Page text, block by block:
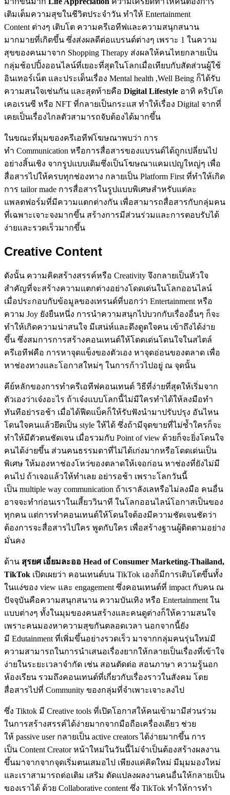
เติมเต็มความสุขในชีวิตประจำวัน ทำให้ Entertainment
Content ต่างๆ เติบโต ความครีเอทีฟและความสนุกสนาน
มากมายที่เกิดขึ้น ซึ่งส่งผลดีต่อแบรนด์ต่างๆ เพราะ 1 ในความ
สุขของคนมาจาก Shopping Therapy ส่งผลให้คนไทยกลายเป็น
กลุ่มช้อปปิ้งออนไลน์ที่เยอะที่สุดในโลกเมื่อเทียบกับสัดส่วนผู้ใช้
อินเทอร์เน็ต และประเด็นเรื่อง Mental health ,Well Being ก็ได้รับ
ความสนใจเช่นกัน และสุดท้ายคือ Digital Lifestyle อาทิ คริปโต
เคอเรนซี หรือ NFT ที่กลายเป็นกระแส ทำให้เรื่อง Digital จากที่
เคยเป็นเรื่องไกลตัวสามารถจับต้องได้มากขึ้น
ในขณะที่มุมของครีเอทีฟโฆษณาพบว่า การ
ทำ Communication หรือการสื่อสารของแบรนด์ได้ถูกเปลี่ยนไป
อย่างสิ้นเชิง จากรูปแบบเดิมซึ่งเป็นโฆษณาแคมเปญใหญ่ๆ เพื่อ
สื่อสารไปให้ครบทุกช่องทาง กลายเป็น Platform First ที่ทำให้เกิด
การ tailor made การสื่อสารในรูปแบบพิเศษสำหรับแต่ละ
แพลตฟอร์มที่มีความแตกต่างกัน เพื่อสามารถสื่อสารกับกลุ่มคน
ที่เฉพาะเจาะจงมากขึ้น สร้างการมีส่วนร่วมและการตอบรับได้
ง่ายและรวดเร็วมากขึ้น
Creative Content
ดังนั้น ความคิดสร้างสรรค์หรือ Creativity จึงกลายเป็นหัวใจ
สำคัญที่จะสร้างความแตกต่างอย่างโดดเด่นในโลกออนไลน์
เมื่อประกอบกับข้อมูลของเทรนด์ที่บอกว่า Entertainment หรือ
ความ Joy ยังยืนหนึ่ง การนำความสนุกไปบวกกับเรื่องอื่นๆ ก็จะ
ทำให้เกิดความน่าสนใจ มีเสน่ห์และดึงดูดใจคน เข้าถึงได้ง่าย
ขึ้น ซึ่งสมการการสร้างคอนเทนต์ให้โดดเด่นโดนใจในสไตล์
ครีเอทีฟคือ การหาจุดแข็งของตัวเอง หาจุดอ่อนของตลาด เพื่อ
หาช่องทางและโอกาสใหม่ๆ ในการก้าวไปอยู่ ณ จุดนั้น
คีย์หลักของการทำครีเอทีฟคอนเทนต์ วิธีที่ง่ายที่สุดให้เริ่มจาก
ตัวเองว่าเจ๋งอะไร ถ้าเจ๋งแบบโลกนี้ไม่มีใครทำได้ให้ลงมือทำ
ทันทีอย่ารอช้า เมื่อได้ฟีดแบ็คก็ให้รับฟังนำมาปรับปรุง อันไหน
โดนใจคนแล้วยึดเป็น style ให้ได้ ซึ่งถ้ามีจุดขายที่ไม่ซ้ำใครก็จะ
ทำให้มีตัวตนชัดเจน เมื่อรวมกับ Point of view ด้วยก็จะยิ่งโดนใจ
คนได้ง่ายขึ้น ส่วนคนธรรมดาที่ไม่ได้เก่งมากหรือโดดเด่นเป็น
พิเศษ ให้มองหาช่องโหว่ของตลาดให้เจอก่อน หาช่องที่ยังไม่มี
คนไป ถ้าเจอแล้วให้ทำเลย อย่ารอช้า เพราะโลกวันนี้
เป็น multiple way communication ถ้าเราลังเลหรือไม่ลงมือ คนอื่น
อาจจะทำก่อนเราในเสี้ยววินาที ในโลกออนไลน์โอกาสเป็นของ
ทุกคน แต่การทำคอนเทนต์ให้โดนใจต้องมีความชัดเจนชัดว่า
ต้องการจะสื่อสารไปใคร พูดกับใคร เพื่อสร้างฐานผู้ติดตามอย่าง
มั่นคง
ด้าน สุรยศ เอี่ยมละออ Head of Consumer Marketing-Thailand,
TikTok เปิดเผยว่า คอนเทนต์บน TikTok เองก็มีการเติบโตขึ้นทั้ง
ในแง่ของ view และ engagement ซึ่งคอนเทนต์ที่ impact กับคน ณ
ปัจจุบันคือความสนุกสนาน ความบันเทิง หรือ Entertainment ใน
แบบต่างๆ ทั้งในมุมของคนสร้างและคนดูต่างก็ให้ความสนใจ
เพราะคนมองหาความสุขกันตลอดเวลา นอกจากนี้ยัง
มี Edutainment ที่เพิ่มขึ้นอย่างรวดเร็ว มาจากกลุ่มคนรุ่นใหม่มี
ความสามารถในการนำเสนอเรื่องยากให้กลายเป็นเรื่องที่เข้าใจ
ง่ายในระยะเวลาจำกัด เช่น สอนตัดต่อ สอนภาษา ความรู้นอก
ห้องเรียน รวมถึงคอนเทนต์ที่เกี่ยวกับเรื่องราวในสังคม โดย
สื่อสารไปที่ Community ของกลุ่มที่จำเพาะเจาะลงไป
ซึ่ง Tiktok มี Creative tools ที่เปิดโอกาสให้คนเข้ามามีส่วนร่วม
ในการสร้างสรรค์ได้ง่ายมากจากมือถือเครื่องเดียว ช่วย
ให้ passive user กลายเป็น active creators ได้ง่ายมากขึ้น การ
เป็น Content Creator หน้าใหม่ในวันนี้ไม่จำเป็นต้องสร้างผลงาน
ขึ้นมาจากจากจุดเริ่มตนเสมอไป เพียงแค่คิดใหม่ มีมุมมองใหม่
และเราสามารถต่อเติม เสริม ดัดแปลงผลงานคนอื่นให้กลายเป็น
ของเราได้ ด้วย Collaborative content ซึ่ง TikTok ทำให้การทำ